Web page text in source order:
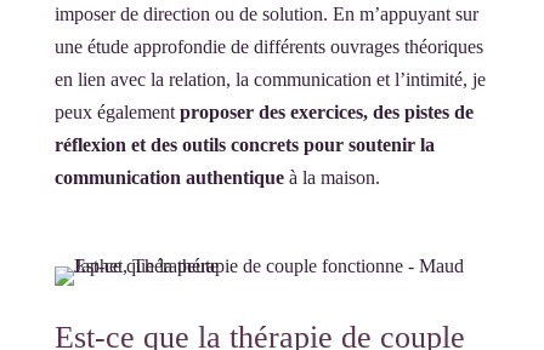
imposer de direction ou de solution. En m’appuyant sur
une étude approfondie de différents ouvrages théoriques
en lien avec la relation, la communication et l’intimité, je
peux également proposer des exercices, des pistes de
réflexion et des outils concrets pour soutenir la
communication authentiqueà la maison.
Est‑ce que la thérapie de couple